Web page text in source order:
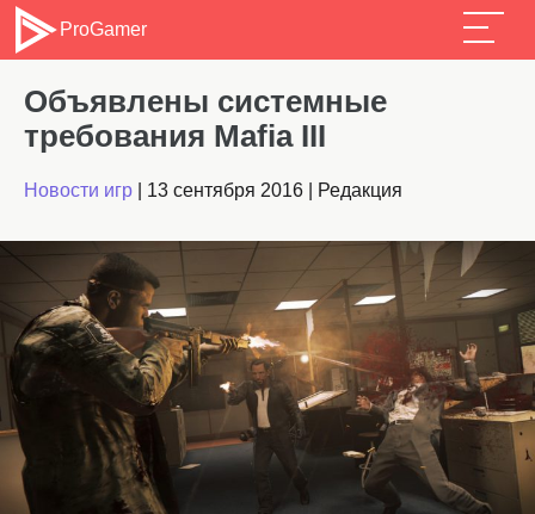
ProGamer
Объявлены системные
требования Mafia III
Новости игр 13 сентября 2016 Редакция